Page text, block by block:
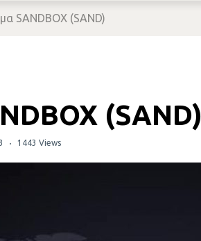
SANDBOX (SAND)
(SAND)
1443 Views